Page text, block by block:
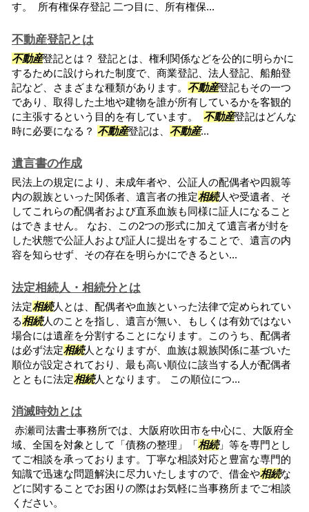
す。 所有権保存登記 二つ目に、所有権保...
不動産登記とは
不動産登記とは？ 登記とは、権利関係などを公的に明らかに
するために設けられた制度で、商業登記、法人登記、船舶登
記など、さまざまな種類があります。 不動産登記もその一つ
であり、取得した土地や建物を誰が所有しているかを客観的
に主張するという目的を有しています。 不動産登記はどんな
時に必要になる？ 不動産登記は、 不動産...
遺言書の作成
民法上の規定により、未成年者や、公証人の配偶者や四親等
内の親族といった関係者、遺言者の推定相続人や受遺者、そ
してこれらの配偶者および直系血族も同様に証人になること
はできません。 なお、この2つの形式に加えて遺言者が封を
した状態で公証人および証人に提出をすることで、遺言の内
容を知らせず、その存在を明らかにできるとい...
法定相続人・相続分とは
法定相続人とは、配偶者や血族といった法律で定められてい
る相続人のことを指し、遺言が無い、もしくは有効ではない
場合には遺産を分割することになります。このうち、配偶者
は必ず法定相続人となりますが、血族は親族関係に基づいた
順位が設定されており、最も高い順位に該当する人が配偶者
とともに法定相続人となります。 この順位につ...
消滅時効とは
赤瀬司法書士事務所では、大阪府吹田市を中心に、大阪府全
域、全国を対象として「債務の整理」「相続」等を専門とし
てご相談を承っております。丁寧な相談対応と豊富な専門的
知識で迅速な問題解決に尽力いたしますので、借金や相続な
どに関することでお困りの際はお気軽に当事務所までご相談
ください。